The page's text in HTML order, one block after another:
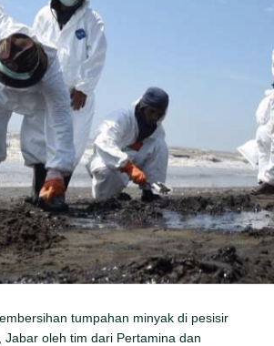
tumpahan minyak di pesisir
Jabar oleh tim dari Pertamina dan